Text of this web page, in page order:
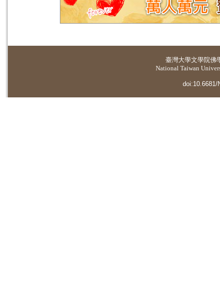
臺灣大學文學院佛
National Taiwan
doi:10.6681/